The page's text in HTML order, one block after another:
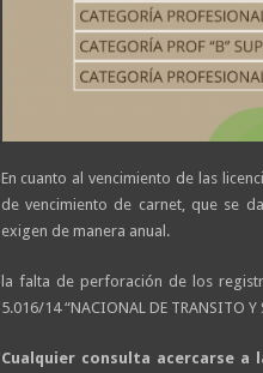
En cuanto al vencimiento de las
de vencimiento de carnet, que se
exigen de manera anual.
la falta de perforación de los
5.016/14 “NACIONAL DE TRANSITO Y
Cualquier consulta acercarse a